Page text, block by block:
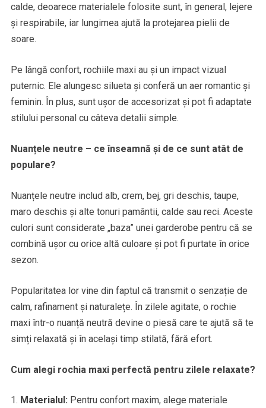
calde, deoarece materialele folosite sunt, în general, lejere
și respirabile, iar lungimea ajută la protejarea pielii de
soare.
Pe lângă confort, rochiile maxi au și un impact vizual
puternic. Ele alungesc silueta și conferă un aer romantic și
feminin. În plus, sunt ușor de accesorizat și pot fi adaptate
stilului personal cu câteva detalii simple.
Nuanțele neutre – ce înseamnă și de ce sunt atât de
populare?
Nuanțele neutre includ alb, crem, bej, gri deschis, taupe,
maro deschis și alte tonuri pamântii, calde sau reci. Aceste
culori sunt considerate „baza” unei garderobe pentru că se
combină ușor cu orice altă culoare și pot fi purtate în orice
sezon.
Popularitatea lor vine din faptul că transmit o senzație de
calm, rafinament și naturalețe. În zilele agitate, o rochie
maxi într-o nuanță neutră devine o piesă care te ajută să te
simți relaxată și în același timp stilată, fără efort.
Cum alegi rochia maxi perfectă pentru zilele relaxate?
Materialul: Pentru confort maxim, alege materiale